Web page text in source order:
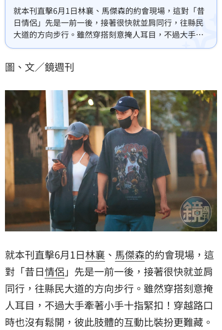
就本刊直擊6月1日林襄、馬傑森的約會現場，這對「昔
日情侶」先是一前一後，接著很快就並肩同行，往縣民
大道的方向步行。雖然穿搭刻意掩人耳目，不過大手牽
著小手十指緊扣！穿越路口時也沒有鬆開，彼此肢體的
圖、文／鏡週刊
就本刊直擊6月1日林襄 、 馬傑森的約會現場，這
對「昔日情侶 」先是一前一後，接著很快就並肩
同行，往縣民大道的方向步行。雖然穿搭刻意掩
人耳目，不過大手牽著小手十指緊扣！穿越路口
時也沒有鬆開，彼此肢體的互動比裝扮更難藏。